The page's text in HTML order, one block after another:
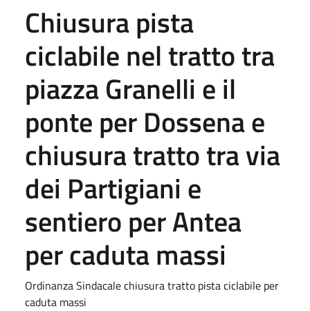
Chiusura pista
ciclabile nel tratto tra
piazza Granelli e il
ponte per Dossena e
chiusura tratto tra via
dei Partigiani e
sentiero per Antea
per caduta massi
Ordinanza Sindacale chiusura tratto pista ciclabile per
caduta massi